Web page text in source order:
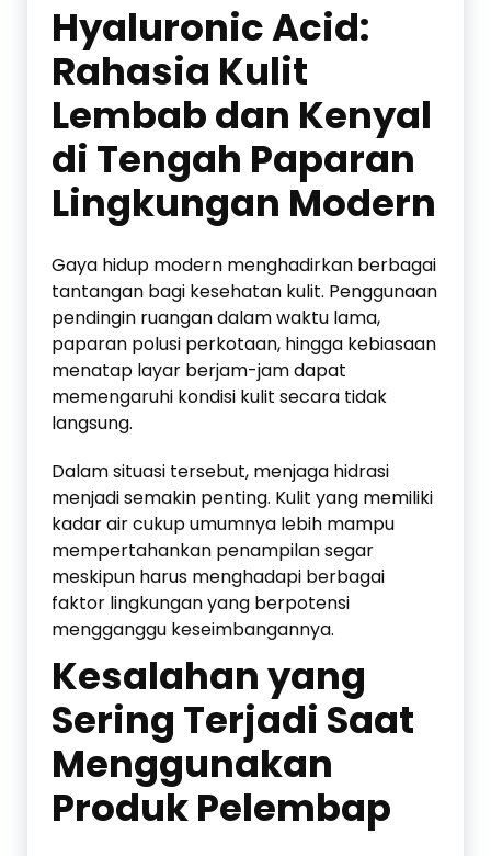
Hyaluronic Acid:
Rahasia Kulit
Lembab dan Kenyal
di Tengah Paparan
Lingkungan Modern
Gaya hidup modern menghadirkan berbagai
tantangan bagi kesehatan kulit. Penggunaan
pendingin ruangan dalam waktu lama,
paparan polusi perkotaan, hingga kebiasaan
menatap layar berjam-jam dapat
memengaruhi kondisi kulit secara tidak
langsung.
Dalam situasi tersebut, menjaga hidrasi
menjadi semakin penting. Kulit yang memiliki
kadar air cukup umumnya lebih mampu
mempertahankan penampilan segar
meskipun harus menghadapi berbagai
faktor lingkungan yang berpotensi
mengganggu keseimbangannya.
Kesalahan yang
Sering Terjadi Saat
Menggunakan
Produk Pelembap